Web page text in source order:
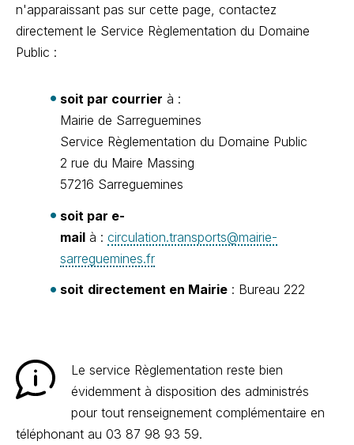
n'apparaissant pas sur cette page, contactez
directement le Service Règlementation du Domaine
Public :
soit par courrier à :
Mairie de Sarreguemines
Service Règlementation du Domaine Public
2 rue du Maire Massing
57216 Sarreguemines
soit par e-
mail à : circulation.transports@mairie-
sarreguemines.fr
soit directement en Mairie : Bureau 222
Le service Règlementation reste bien
évidemment à disposition des administrés
pour tout renseignement complémentaire en
téléphonant au 03 87 98 93 59.